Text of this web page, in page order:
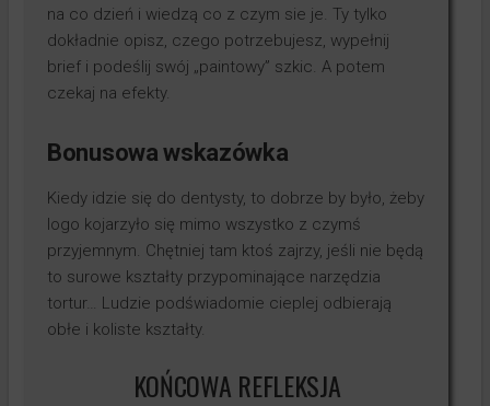
na co dzień i wiedzą co z czym sie je. Ty tylko
dokładnie opisz, czego potrzebujesz, wypełnij
brief i podeślij swój „paintowy” szkic. A potem
czekaj na efekty.
Bonusowa wskazówka
Kiedy idzie się do dentysty, to dobrze by było, żeby
logo kojarzyło się mimo wszystko z czymś
przyjemnym. Chętniej tam ktoś zajrzy, jeśli nie będą
to surowe kształty przypominające narzędzia
tortur… Ludzie podświadomie cieplej odbierają
obłe i koliste kształty.
KOŃCOWA REFLEKSJA